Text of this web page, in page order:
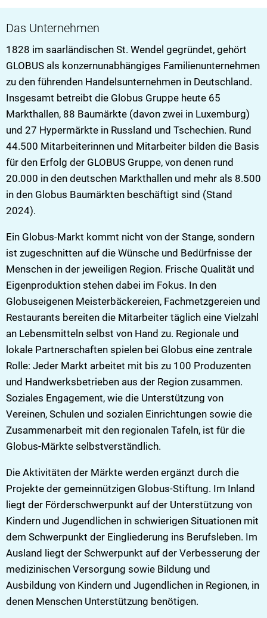
VG Zell
Das Unternehmen
1828 im saarländischen St. Wendel gegründet, gehört
GLOBUS als konzernunabhängiges Familienunternehmen
zu den führenden Handelsunternehmen in Deutschland.
Insgesamt betreibt die Globus Gruppe heute 65
Markthallen, 88 Baumärkte (davon zwei in Luxemburg)
und 27 Hypermärkte in Russland und Tschechien. Rund
44.500 Mitarbeiterinnen und Mitarbeiter bilden die Basis
für den Erfolg der GLOBUS Gruppe, von denen rund
20.000 in den deutschen Markthallen und mehr als 8.500
in den Globus Baumärkten beschäftigt sind (Stand
2024).
Ein Globus-Markt kommt nicht von der Stange, sondern
ist zugeschnitten auf die Wünsche und Bedürfnisse der
Menschen in der jeweiligen Region. Frische Qualität und
Eigenproduktion stehen dabei im Fokus. In den
Globuseigenen Meisterbäckereien, Fachmetzgereien und
Restaurants bereiten die Mitarbeiter täglich eine Vielzahl
an Lebensmitteln selbst von Hand zu. Regionale und
lokale Partnerschaften spielen bei Globus eine zentrale
Rolle: Jeder Markt arbeitet mit bis zu 100 Produzenten
und Handwerksbetrieben aus der Region zusammen.
Soziales Engagement, wie die Unterstützung von
Vereinen, Schulen und sozialen Einrichtungen sowie die
Zusammenarbeit mit den regionalen Tafeln, ist für die
Globus-Märkte selbstverständlich.
Die Aktivitäten der Märkte werden ergänzt durch die
Projekte der gemeinnützigen Globus-Stiftung. Im Inland
liegt der Förderschwerpunkt auf der Unterstützung von
Kindern und Jugendlichen in schwierigen Situationen mit
dem Schwerpunkt der Eingliederung ins Berufsleben. Im
Ausland liegt der Schwerpunkt auf der Verbesserung der
medizinischen Versorgung sowie Bildung und
Ausbildung von Kindern und Jugendlichen in Regionen, in
denen Menschen Unterstützung benötigen.